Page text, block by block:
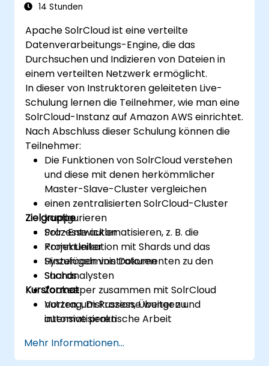
14 Stunden
Apache SolrCloud ist eine verteilte
Datenverarbeitungs-Engine, die das
Durchsuchen und Indizieren von Dateien in
einem verteilten Netzwerk ermöglicht.
In dieser von Instruktoren geleiteten Live-
Schulung lernen die Teilnehmer, wie man eine
SolrCloud-Instanz auf Amazon AWS einrichtet.
Nach Abschluss dieser Schulung können die
Teilnehmer:
Die Funktionen von SolrCloud verstehen
und diese mit denen herkömmlicher
Master-Slave-Cluster vergleichen
einen zentralisierten SolrCloud-Cluster
konfigurieren
Prozesse automatisieren, z. B. die
Kommunikation mit Shards und das
Hinzufügen von Dokumenten zu den
Shards
Zookeeper zusammen mit SolrCloud
nutzen, um Prozesse weiter zu
automatisieren
der Fehlerberichterstellung verwenden
eine Lastverteilung für eine SolrCloud-
Zielgruppe
Solr-Entwickler
Projektleiter
Systemadministratoren
Suchanalysten
Kursformat
Vortrag, Diskussion, Übungen und
intensive praktische Arbeit
Mehr Informationen...